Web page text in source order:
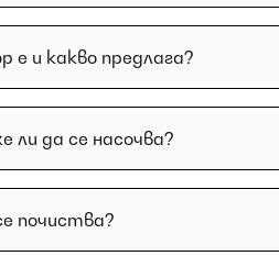
е и какво предлага?
ли да се насочва?
почиства?